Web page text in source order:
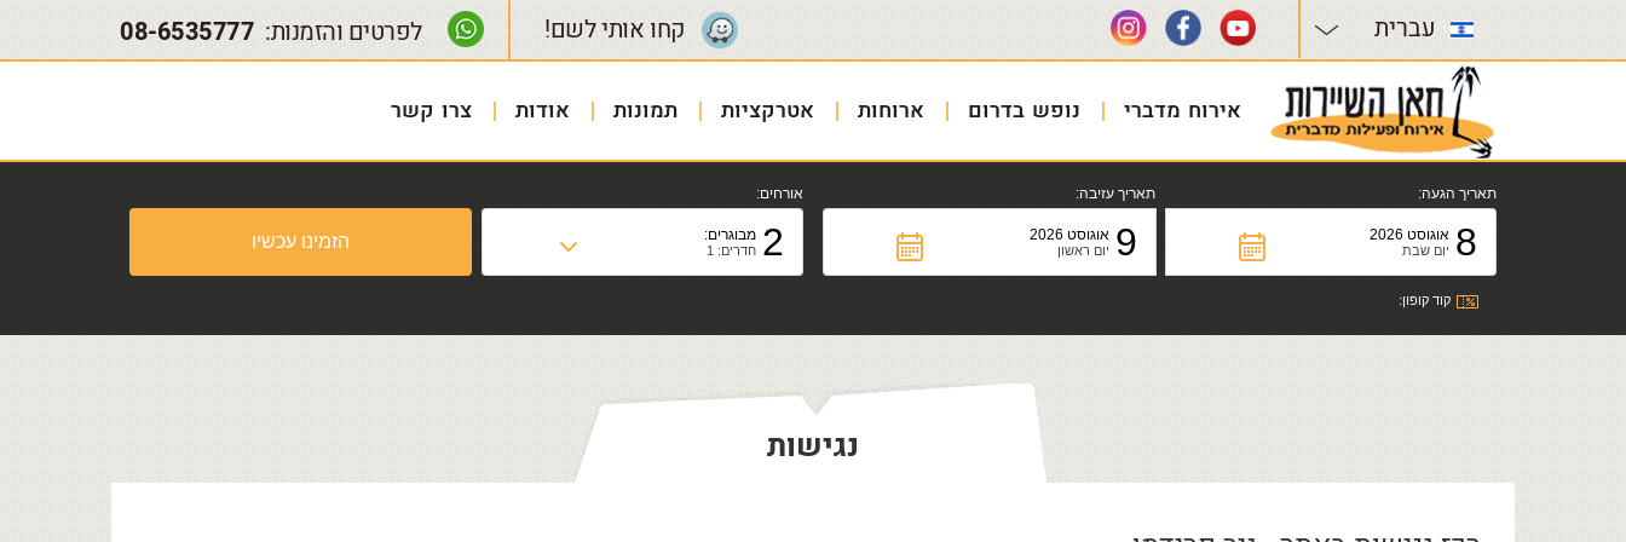
עברית לפרטים והזמנות: 08-6535777 קחו אותי לשם!
אירוח מדברי נופש בדרום ארוחות אטרקציות תמונות אודות צרו קשר
תאריך הגעה:
8 אוגוסט 2026
יום שבת
תאריך עזיבה:
9 אוגוסט 2026
יום ראשון
אורחים:
2 מבוגרים:
חדרים: 1
קוד קופון:
נגישות